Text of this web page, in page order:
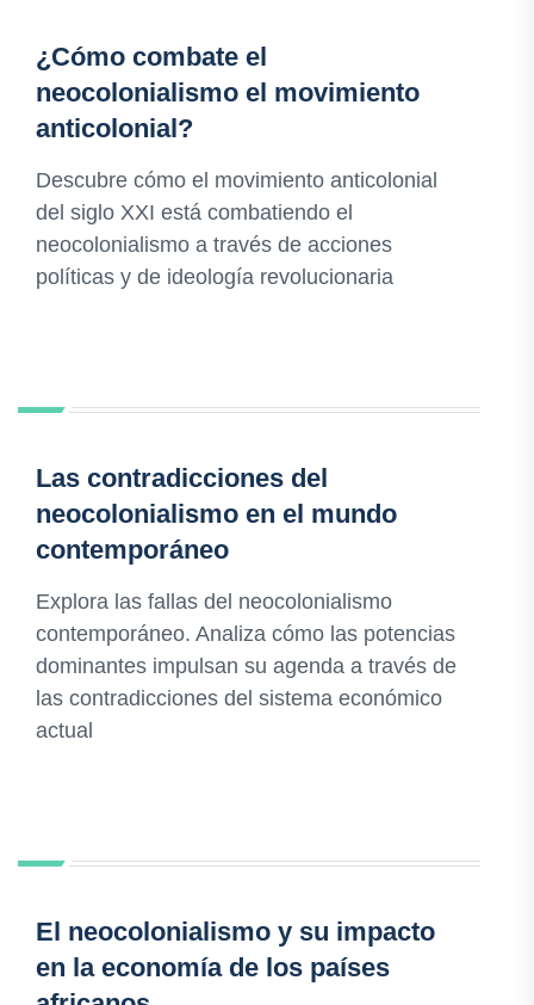
¿Cómo combate el
neocolonialismo el movimiento
anticolonial?
Descubre cómo el movimiento anticolonial
del siglo XXI está combatiendo el
neocolonialismo a través de acciones
políticas y de ideología revolucionaria
Las contradicciones del
neocolonialismo en el mundo
contemporáneo
Explora las fallas del neocolonialismo
contemporáneo. Analiza cómo las potencias
dominantes impulsan su agenda a través de
las contradicciones del sistema económico
actual
El neocolonialismo y su impacto
en la economía de los países